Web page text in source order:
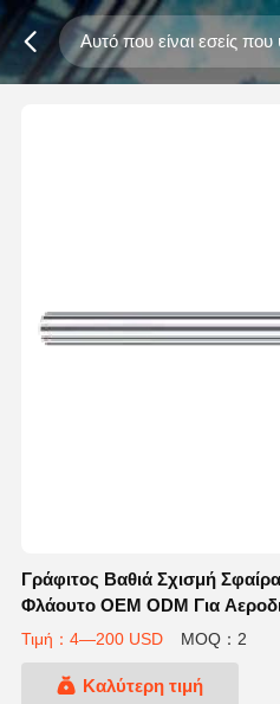
Γράφιτος Βαθιά Σχισμή
Φλάουτο OEM ODM Για
Τιμή：4—200 USD MOQ：2
Καλύτερη τιμή